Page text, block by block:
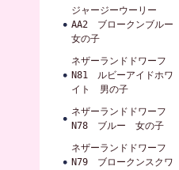
ジャージーウーリー
AA2 ブロークンブルー
女の子
ネザーランドドワーフ
N81 ルビーアイドホワ
イト 男の子
ネザーランドドワーフ
N78 ブルー 女の子
ネザーランドドワーフ
N79 ブロークンスクワ